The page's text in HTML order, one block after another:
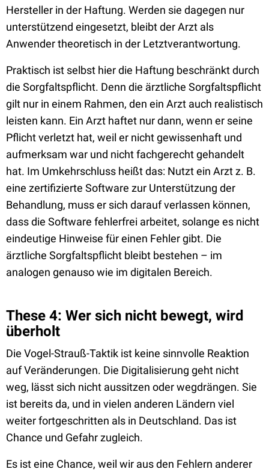
Hersteller in der Haftung. Werden sie dagegen nur
unterstützend eingesetzt, bleibt der Arzt als
Anwender theoretisch in der Letztverantwortung.
Praktisch ist selbst hier die Haftung beschränkt durch
die Sorgfaltspflicht. Denn die ärztliche Sorgfaltspflicht
gilt nur in einem Rahmen, den ein Arzt auch realistisch
leisten kann. Ein Arzt haftet nur dann, wenn er seine
Pflicht verletzt hat, weil er nicht gewissenhaft und
aufmerksam war und nicht fachgerecht gehandelt
hat. Im Umkehrschluss heißt das: Nutzt ein Arzt z. B.
eine zertifizierte Software zur Unterstützung der
Behandlung, muss er sich darauf verlassen können,
dass die Software fehlerfrei arbeitet, solange es nicht
eindeutige Hinweise für einen Fehler gibt. Die
ärztliche Sorgfaltspflicht bleibt bestehen – im
analogen genauso wie im digitalen Bereich.
These 4: Wer sich nicht bewegt, wird
überholt
Die Vogel-Strauß-Taktik ist keine sinnvolle Reaktion
auf Veränderungen. Die Digitalisierung geht nicht
weg, lässt sich nicht aussitzen oder wegdrängen. Sie
ist bereits da, und in vielen anderen Ländern viel
weiter fortgeschritten als in Deutschland. Das ist
Chance und Gefahr zugleich.
Es ist eine Chance, weil wir aus den Fehlern anderer